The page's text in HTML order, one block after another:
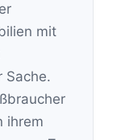
mit
Sache.
ihrem